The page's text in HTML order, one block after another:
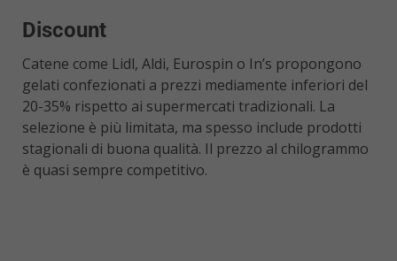
Discount
Catene come Lidl, Aldi, Eurospin o In’s propongono
gelati confezionati a prezzi mediamente inferiori del
20-35% rispetto ai supermercati tradizionali. La
selezione è più limitata, ma spesso include prodotti
stagionali di buona qualità. Il prezzo al chilogrammo
è quasi sempre competitivo.